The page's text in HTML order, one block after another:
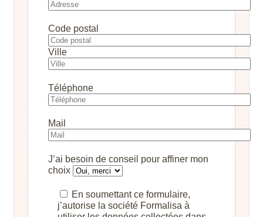
Code postal
Ville
Téléphone
Mail
J’ai besoin de conseil pour affiner mon
choix
En soumettant ce formulaire,
j’autorise la société Formalisa à